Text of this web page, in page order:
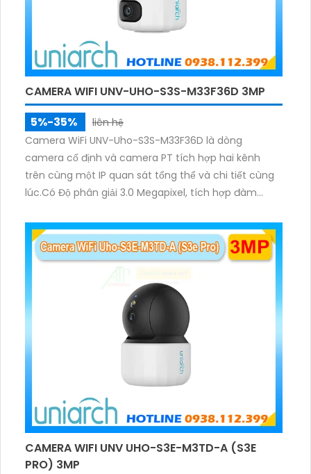
CAMERA WIFI UNV-UHO-S3S-M33F36D 3MP
5%-35%
liên hệ
Camera WiFi UNV-Uho-S3S-M33F36D là dòng
camera cố định và camera PT tích hợp hai kênh
trên cùng một IP quan sát tổng thể và chi tiết cùng
lúc.Có Độ phân giải 3.0 Megapixel, tích hợp đàm
sáng ấm lên đến 10m.
CAMERA WIFI UNV UHO-S3E-M3TD-A (S3E
PRO) 3MP